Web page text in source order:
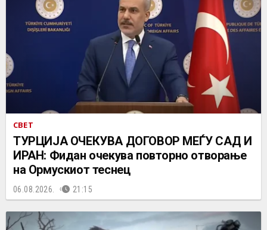
СВЕТ
ТУРЦИЈА ОЧЕКУВА ДОГОВОР МЕЃУ САД И
ИРАН: Фидан очекува повторно отворање
на Ормускиот теснец
06.08.2026. 21:15